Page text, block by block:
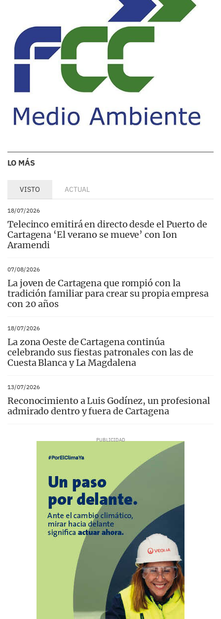
LO MÁS
VISTO ACTUAL
18/07/2026
Telecinco emitirá en directo desde el Puerto de
Cartagena ‘El verano se mueve’ con Ion
Aramendi
07/08/2026
La joven de Cartagena que rompió con la
tradición familiar para crear su propia empresa
con 20 años
18/07/2026
La zona Oeste de Cartagena continúa
celebrando sus fiestas patronales con las de
Cuesta Blanca y La Magdalena
13/07/2026
Reconocimiento a Luis Godínez, un profesional
admirado dentro y fuera de Cartagena